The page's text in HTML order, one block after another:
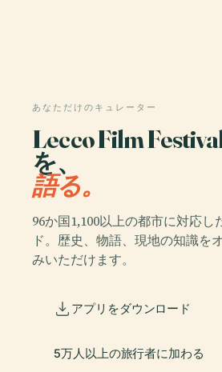
あなただけのキュレーター
Lecco Film
を、
語る。
96か国1,100以上の都市に対応し
ド。歴史、物語、現地の知識を
みいただけます。
アプリをダウンロード
5万人以上の旅行者に加わる